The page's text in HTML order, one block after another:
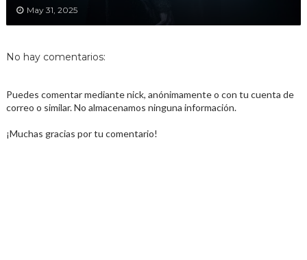
May 31, 2025
No hay comentarios:
Puedes comentar mediante nick, anónimamente o con tu cuenta de
correo o similar. No almacenamos ninguna información.
¡Muchas gracias por tu comentario!